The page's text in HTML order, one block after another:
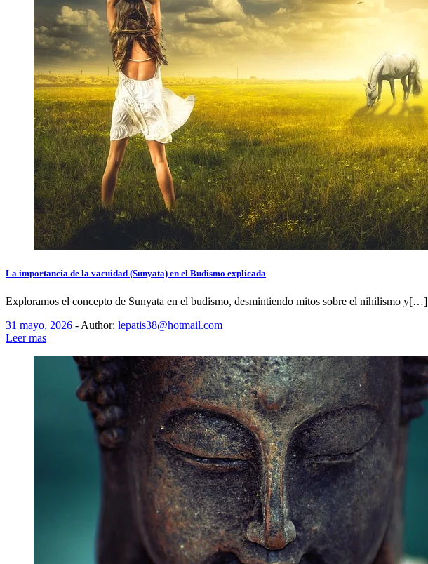
La importancia de la vacuidad (Sunyata) en el Budismo explicada
Exploramos el concepto de Sunyata en el budismo, desmintiendo mitos sobre el nihilismo y[…]
31 mayo, 2026 - Author: lepatis38@hotmail.com
Leer mas